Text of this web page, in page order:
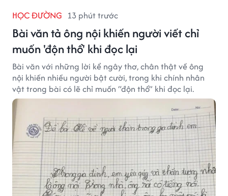
HỌC ĐƯỜNG 13 phút trước
Bài văn tả ông nội khiến người viết chỉ
muốn 'độn thổ' khi đọc lại
Bài văn với những lời kể ngây thơ, chân thật về ông
nội khiến nhiều người bật cười, trong khi chính nhân
vật trong bài có lẽ chỉ muốn “độn thổ” khi đọc lại.